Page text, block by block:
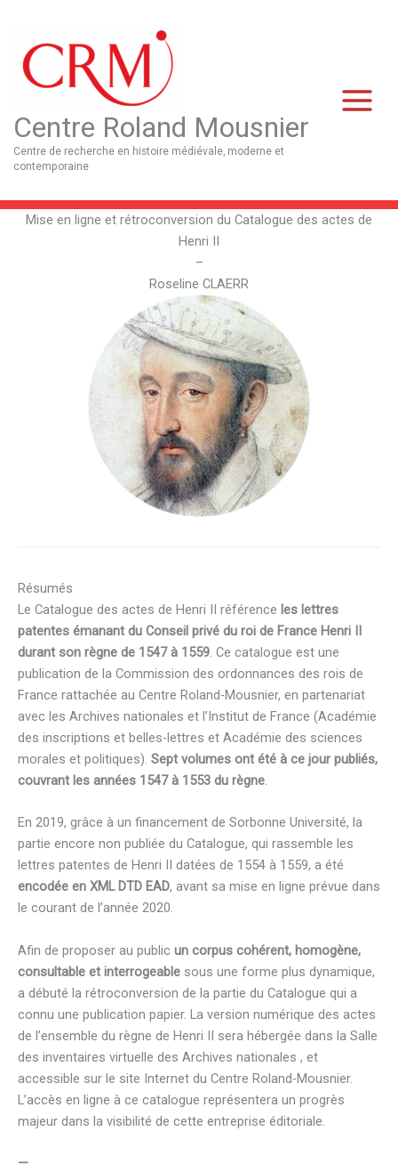
contenu
Centre Roland Mousnier
Centre de recherche en histoire médiévale, moderne et
contemporaine
Mise en ligne et rétroconversion du Catalogue des actes de
Henri II
–
Roseline CLAERR
Résumés
Le Catalogue des actes de Henri II référence les lettres
patentes émanant du Conseil privé du roi de France Henri II
durant son règne de 1547 à 1559. Ce catalogue est une
publication de la Commission des ordonnances des rois de
France rattachée au Centre Roland-Mousnier, en partenariat
avec les Archives nationales et l’Institut de France (Académie
des inscriptions et belles-lettres et Académie des sciences
morales et politiques). Sept volumes ont été à ce jour publiés,
couvrant les années 1547 à 1553 du règne.
En 2019, grâce à un financement de Sorbonne Université, la
partie encore non publiée du Catalogue, qui rassemble les
lettres patentes de Henri II datées de 1554 à 1559, a été
encodée en XML DTD EAD, avant sa mise en ligne prévue dans
le courant de l’année 2020.
Afin de proposer au public un corpus cohérent, homogène,
consultable et interrogeable sous une forme plus dynamique,
a débuté la rétroconversion de la partie du Catalogue qui a
connu une publication papier. La version numérique des actes
de l’ensemble du règne de Henri II sera hébergée dans la Salle
des inventaires virtuelle des Archives nationales , et
accessible sur le site Internet du Centre Roland-Mousnier.
L’accès en ligne à ce catalogue représentera un progrès
majeur dans la visibilité de cette entreprise éditoriale.
—